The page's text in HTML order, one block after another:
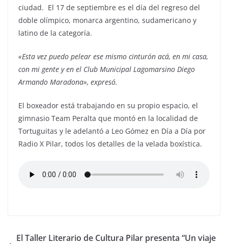
ciudad. El 17 de septiembre es el día del regreso del
doble olímpico, monarca argentino, sudamericano y
latino de la categoría.
«Esta vez puedo pelear ese mismo cinturón acá, en mi casa,
con mi gente y en el Club Municipal Lagomarsino Diego
Armando Maradona», expresó.
El boxeador está trabajando en su propio espacio, el
gimnasio Team Peralta que montó en la localidad de
Tortuguitas y le adelantó a Leo Gómez en Día a Día por
Radio X Pilar, todos los detalles de la velada boxística.
El Taller Literario de Cultura Pilar presenta “Un viaje